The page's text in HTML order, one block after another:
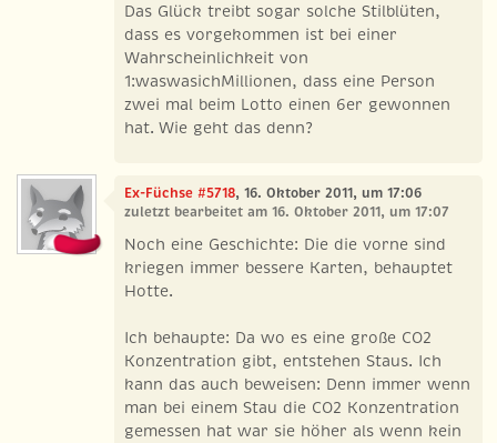
Das Glück treibt sogar solche Stilblüten,
dass es vorgekommen ist bei einer
Wahrscheinlichkeit von
1:waswasichMillionen, dass eine Person
zwei mal beim Lotto einen 6er gewonnen
hat. Wie geht das denn?
Ex-Füchse #5718, 16. Oktober 2011, um 17:06
zuletzt bearbeitet am 16. Oktober 2011, um 17:07
Noch eine Geschichte: Die die vorne sind
kriegen immer bessere Karten, behauptet
Hotte.
Ich behaupte: Da wo es eine große CO2
Konzentration gibt, entstehen Staus. Ich
kann das auch beweisen: Denn immer wenn
man bei einem Stau die CO2 Konzentration
gemessen hat war sie höher als wenn kein